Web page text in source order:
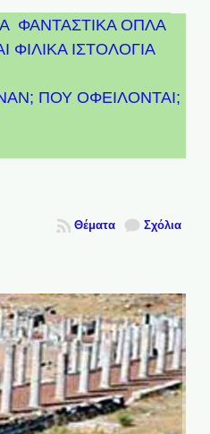
ΦΑΝΤΑΣΤΙΚΑ ΟΠΛΑ
ΦΙΛΙΚΑ ΙΣΤΟΛΟΓΙΑ
ΠΟΥ ΟΦΕΙΛΟΝΤΑΙ;
Σχόλια
Θέματα